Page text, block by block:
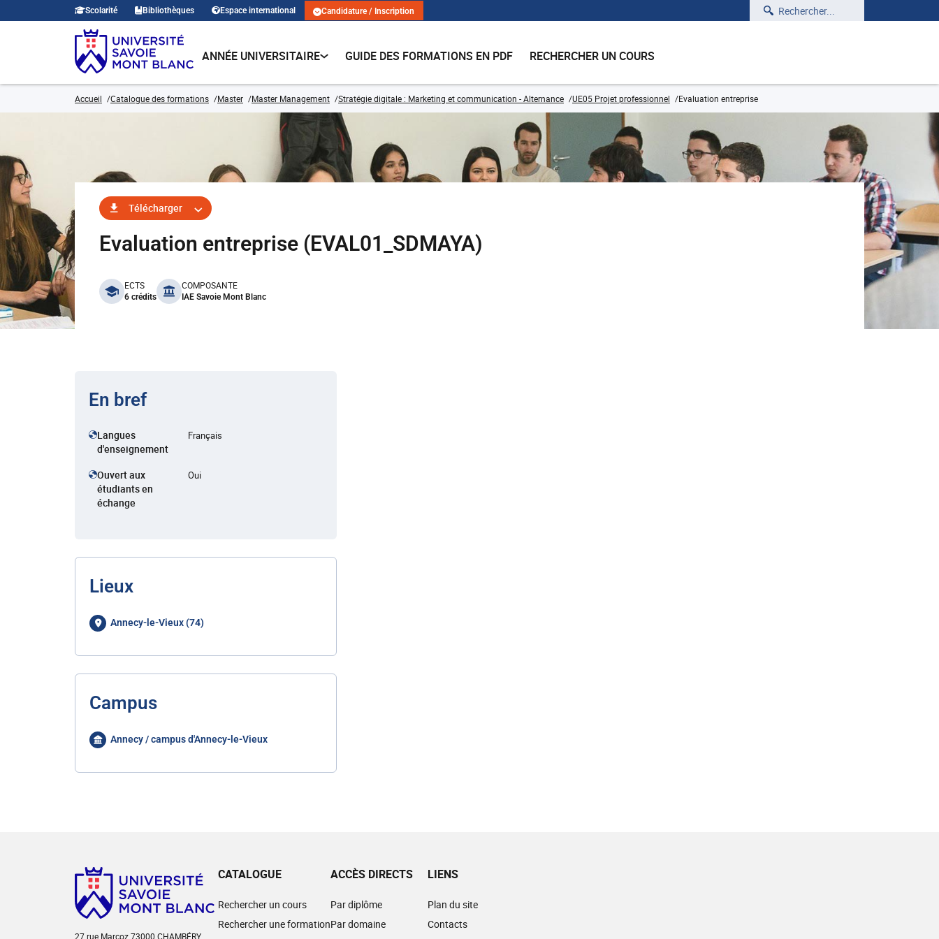
Scolarité Bibliothèques Espace international Candidature / Inscription Rechercher
ANNÉE UNIVERSITAIRE GUIDE DES FORMATIONS EN PDF RECHERCHER UN COURS
Accueil Catalogue des formations Master Master Management Stratégie digitale : Marketing et communication - Alternance UE05 Projet professionnel Evaluation entreprise
Télécharger
Evaluation entreprise (EVAL01_SDMAYA)
benefits
ECTS
6 crédits
COMPOSANTE
IAE Savoie Mont Blanc
En bref
Langues
d'enseignement
Français
Ouvert aux
étudiants en
échange
Oui
Lieux
Annecy-le-Vieux (74)
Campus
Annecy / campus d'Annecy-le-Vieux
27 rue Marcoz 73000 CHAMBÉRY
CATALOGUE
Rechercher un cours
Rechercher une formation
ACCÈS DIRECTS
Par diplôme
Par domaine
LIENS
Plan du site
Contacts